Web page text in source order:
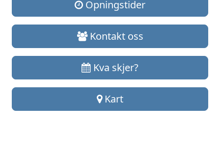
Opningstider
Kontakt oss
Kva skjer?
Kart